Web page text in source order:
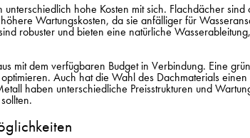
hohe Kosten mit sich. Flachdächer
Wartungskosten, da sie anfälliger für
robuster und bieten eine natürliche
mit dem verfügbaren Budget in Verbindung. Eine
Auch hat die Wahl des Dachmaterials
haben unterschiedliche Preisstrukturen und